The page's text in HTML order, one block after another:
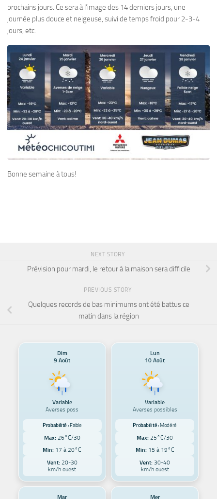
prochains jours. Ce sera à l’image des 14 derniers jours, une
journée plus douce et neigeuse, suivi de temps froid pour 2-3-4
jours, etc.
Bonne semaine à tous!
NEXT STORY
Prévision pour mardi, le retour à la maison sera difficile
PREVIOUS STORY
Quelques records de bas minimums ont été battus ce
matin dans la région
Dim
9 Août
Variable
Averses poss
Probabilité : Faible
Max: 26°C/30
Min: 17 à 20°C
Vent:20-30
km/h ouest
Lun
10 Août
Variable
Averses possibles
Probabilité : Modéré
Max: 25°C/30
Min: 15 à 19°C
Vent: 30-40
km/h ouest
Mar
Mer